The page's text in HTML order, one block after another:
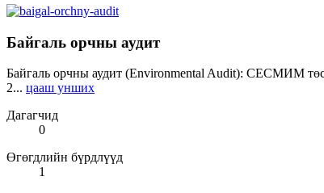
Байгаль орчны аудит
Байгаль орчны аудит (Environmental Audit): СЕСМИМ
2... цааш унших
Дагагчид
0
Өгөгдлийн бүрдлүүд
1